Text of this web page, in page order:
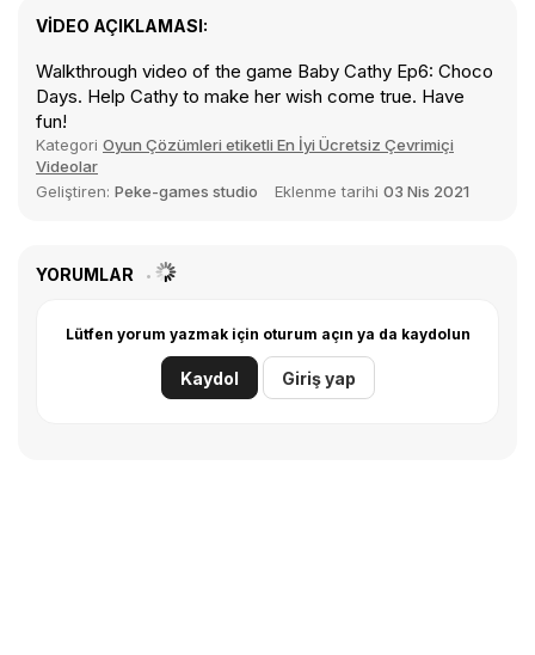
VIDEO AÇIKLAMASI:
Walkthrough video of the game Baby Cathy Ep6: Choco
Days. Help Cathy to make her wish come true. Have
fun!
Kategori Oyun Çözümleri etiketli En İyi Ücretsiz Çevrimiçi
Videolar
Geliştiren: Peke-games studio Eklenme tarihi 03 Nis 2021
YORUMLAR
Lütfen yorum yazmak için oturum açın ya da kaydolun
Kaydol Giriş yap